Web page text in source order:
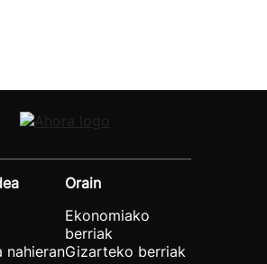
nahieran
Orain
Ekonomiako
berriak
Gizarteko berriak